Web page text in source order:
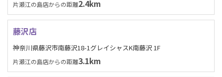
片瀬江の島店からの距離2.4km
藤沢店
神奈川県藤沢市南藤沢18-1グレイシャスK南藤沢 1F
片瀬江の島店からの距離3.1km